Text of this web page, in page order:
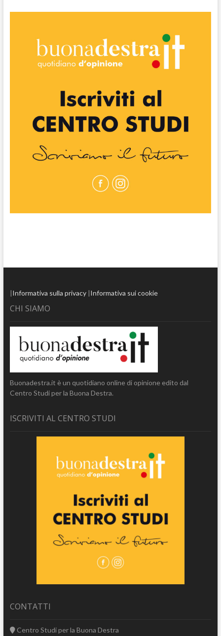
|Informativa sulla privacy|Informativa sui cookie
CHI SIAMO
Buonadestra.it è un quotidiano online di opinione edito dal
Centro Studi per la Buona Destra.
ISCRIVITI AL CENTRO STUDI
CONTATTI
Centro Studi per la Buona Destra